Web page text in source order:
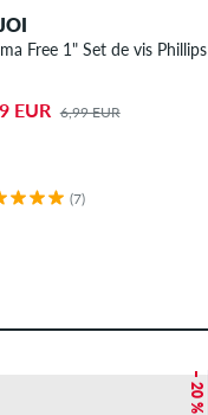
Free 1" Set de vis Phillips
EUR 6,99 EUR
(7)
– 20 %